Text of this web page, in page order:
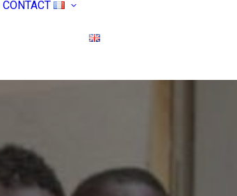
CONTACT